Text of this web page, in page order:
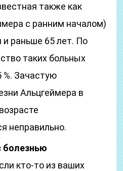
также как
с ранним началом)
раньше 65 лет. По
таких больных
%. Зачастую
Альцгеймера в
неправильно.
болезнью
кто-то из ваших